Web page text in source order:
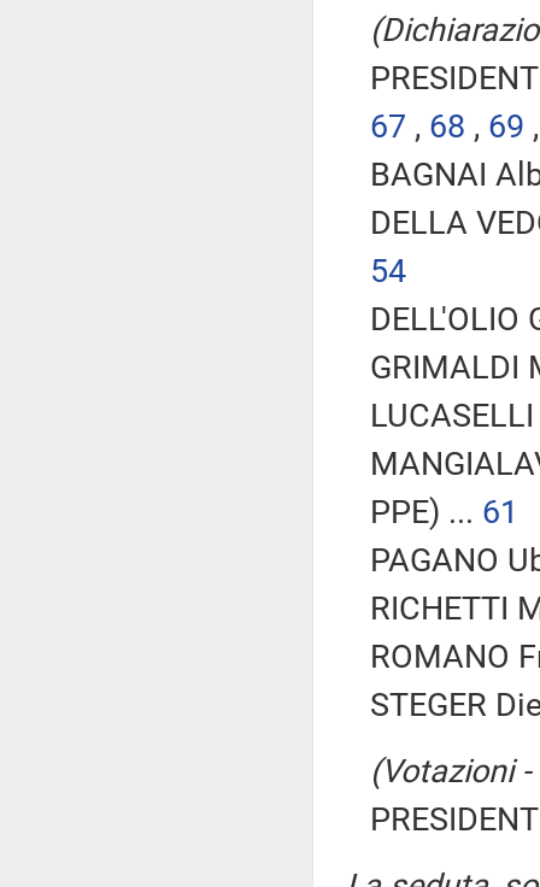
67 , 68 , 69
BAGNAI
DELLA
54
GRIMALDI
PPE) ... 61
PAGANO
RICHETTI
ROMANO
STEGER
(Votazioni -